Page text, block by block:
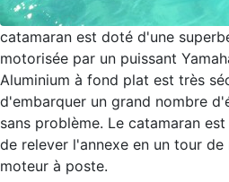
catamaran est doté d'une
motorisée par un puissant
Aluminium à fond plat est très
d'embarquer un grand nombre
sans problème. Le catamaran
de relever l'annexe en un tour de
moteur à poste.